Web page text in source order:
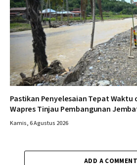
Pastikan Penyelesaian Tepat Waktu
Wapres Tinjau Pembangunan
Kamis, 6 Agustus 2026
ADD A COMMENT